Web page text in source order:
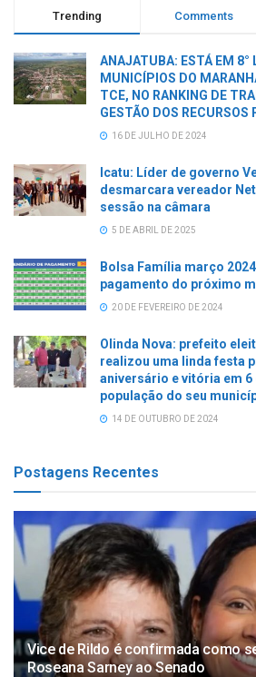
Trending Comments
ANAJATUBA: ESTÁ EM 8°
MUNICÍPIOS DO
TCE, NO RANKING DE
GESTÃO DOS RECURSOS
16 DE JULHO DE 2024
Icatu: Líder de governo
desmarcara vereador
sessão na câmara
5 DE ABRIL DE 2025
Bolsa Família março
pagamento do próximo
20 DE FEVEREIRO DE 2024
Olinda Nova: prefeito
realizou uma linda festa
aniversário e vitória em 6
população do seu
14 DE OUTUBRO DE 2024
Postagens Recentes
Vice de Rildo é confirmada como
Roseana Sarney ao Senado